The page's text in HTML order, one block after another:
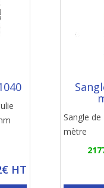
HT
Sangle
mètre